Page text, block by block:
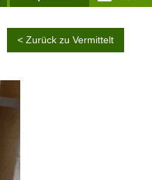
< Zurück zu Vermittelt